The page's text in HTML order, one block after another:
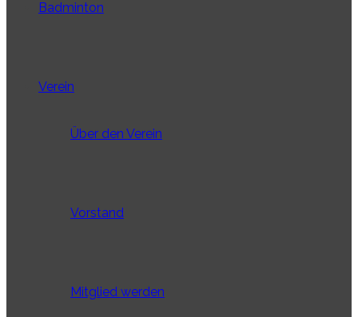
Badminton
Verein
Über den Verein
Vorstand
Mitglied werden